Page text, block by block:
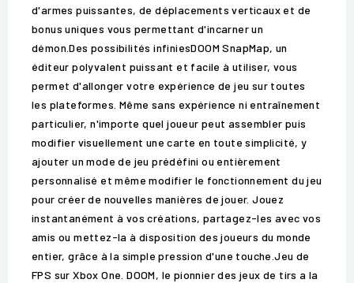
d'armes puissantes, de déplacements verticaux et de
bonus uniques vous permettant d'incarner un
démon.Des possibilités infiniesDOOM SnapMap, un
éditeur polyvalent puissant et facile à utiliser, vous
permet d'allonger votre expérience de jeu sur toutes
les plateformes. Même sans expérience ni entraînement
particulier, n'importe quel joueur peut assembler puis
modifier visuellement une carte en toute simplicité, y
ajouter un mode de jeu prédéfini ou entièrement
personnalisé et même modifier le fonctionnement du jeu
pour créer de nouvelles manières de jouer. Jouez
instantanément à vos créations, partagez-les avec vos
amis ou mettez-la à disposition des joueurs du monde
entier, grâce à la simple pression d'une touche.Jeu de
FPS sur Xbox One. DOOM, le pionnier des jeux de tirs a la